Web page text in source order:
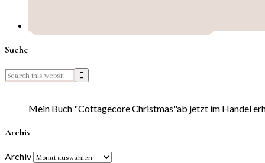
Suche
Mein Buch "Cottagecore Christmas"ab jetzt im Handel
Archiv
Archiv